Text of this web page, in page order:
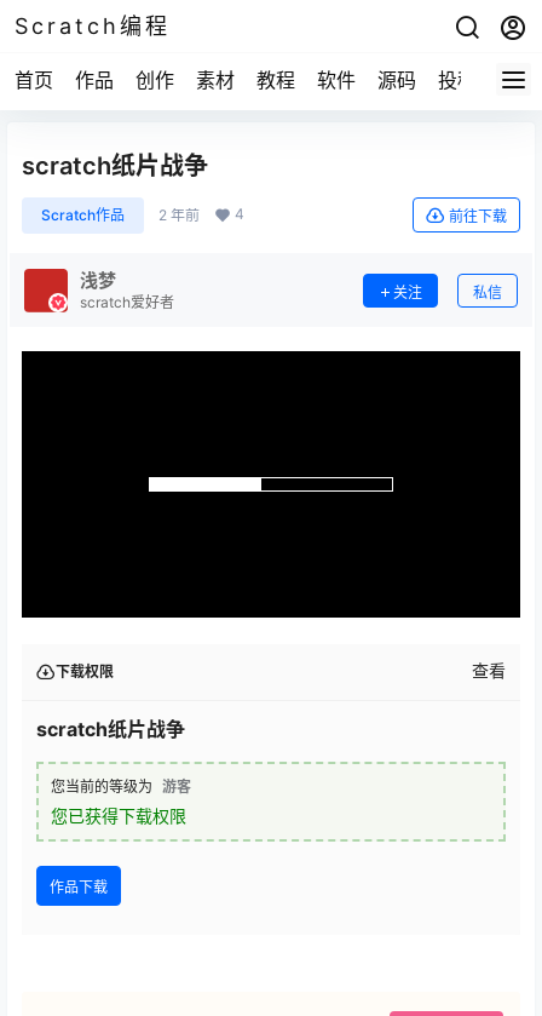
Scratch编程
首页 作品 创作 素材 教程 软件 源码 投稿 关于
scratch纸片战争
Scratch作品 2 年前 4 前往下载
浅梦
scratch爱好者
关注 私信
下载权限 查看
scratch纸片战争
您当前的等级为 游客
您已获得下载权限
作品下载